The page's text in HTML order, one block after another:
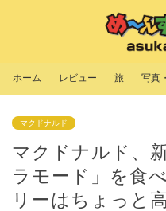
ホーム レビュー 旅 写真
マクドナルド
マクドナルド、
ラモード」を食
リーはちょっと